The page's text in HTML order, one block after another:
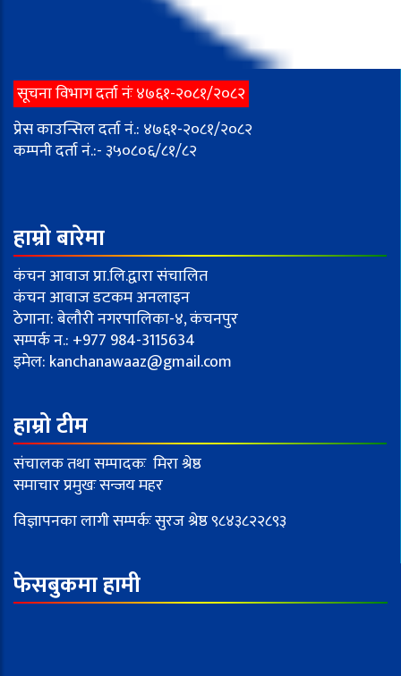
सूचना विभाग दर्ता नंः ४७६१-२०८१/२०८२
प्रेस काउन्सिल दर्ता नं.: ४७६१-२०८१/२०८२
कम्पनी दर्ता नं.:- ३५०८०६/८१/८२
हाम्रो बारेमा
कंचन आवाज प्रा.लि.द्वारा संचालित
कंचन आवाज डटकम अनलाइन
ठेगाना: बेलौरी नगरपालिका-४, कंचनपुर
सम्पर्क न.: +977 984-3115634
इमेल: kanchanawaaz@gmail.com
हाम्रो टीम
संचालक तथा सम्पादकः मिरा श्रेष्ठ
समाचार प्रमुखः सन्जय महर
विज्ञापनका लागी सम्पर्कः सुरज श्रेष्ठ ९८४३८२२८९३
फेसबुकमा हामी